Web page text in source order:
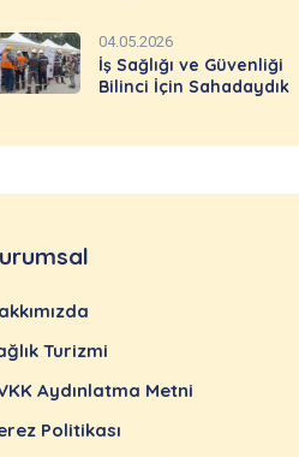
04.05.2026
İş Sağlığı ve Güvenliği
Bilinci İçin Sahadaydık
Turizmi
Aydınlatma Metni
Politikası